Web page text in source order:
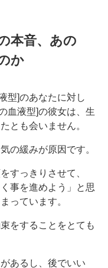
本音、あの
か
型]のあなたに対し
血液型]の彼女は、生
とも会いません。
の緩みが原因です。
すっきりさせて、
事を進めよう」と思
っています。
をすることをとても
あるし、後でいい